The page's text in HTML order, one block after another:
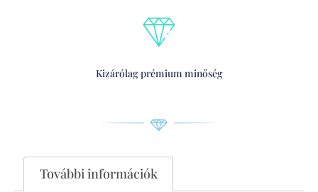
Kizárólag prémium minőség
További információk